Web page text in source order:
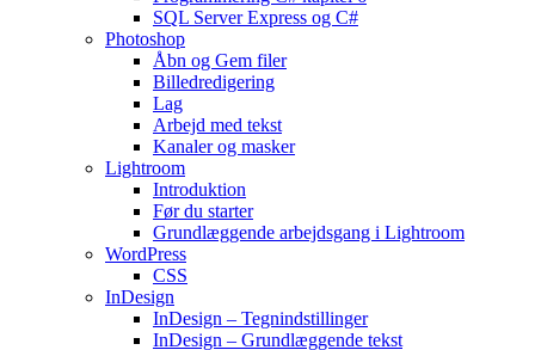
SQL Server Express og C#
Photoshop
Åbn og Gem filer
Billedredigering
Lag
Arbejd med tekst
Kanaler og masker
Lightroom
Introduktion
Før du starter
Grundlæggende arbejdsgang i Lightroom
WordPress
CSS
InDesign
InDesign – Tegnindstillinger
InDesign – Grundlæggende tekst